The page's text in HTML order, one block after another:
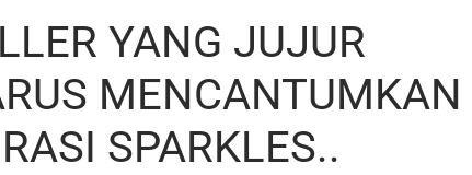
YANG JUJUR
MENCANTUMKAN
SPARKLES..